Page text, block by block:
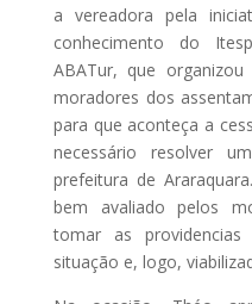
a vereadora pela
conhecimento do
ABATur, que
moradores dos
para que aconteça a
necessário resolver
prefeitura de
bem avaliado pelos
tomar as
situação e, logo,